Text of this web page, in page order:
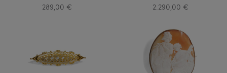
289,00 €
2.290,00 €